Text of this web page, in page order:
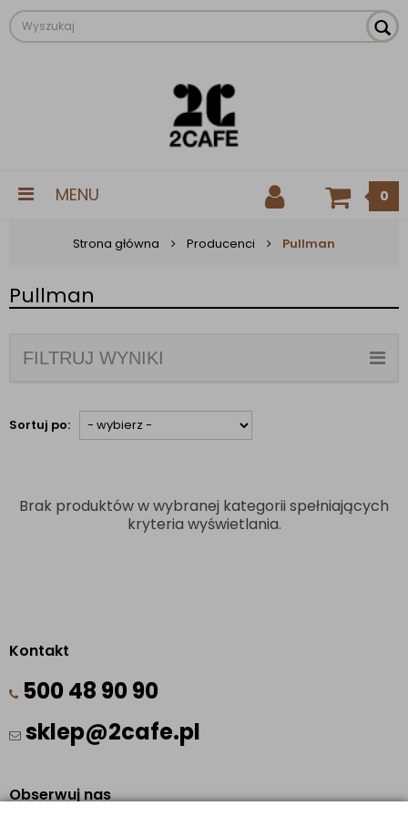
MENU 0
Strona główna Producenci Pullman
Pullman
FILTRUJ WYNIKI
Sortuj po:
Brak produktów w wybranej kategorii spełniających
kryteria wyświetlania.
Kontakt
500 48 90 90
sklep@2cafe.pl
Obserwuj nas